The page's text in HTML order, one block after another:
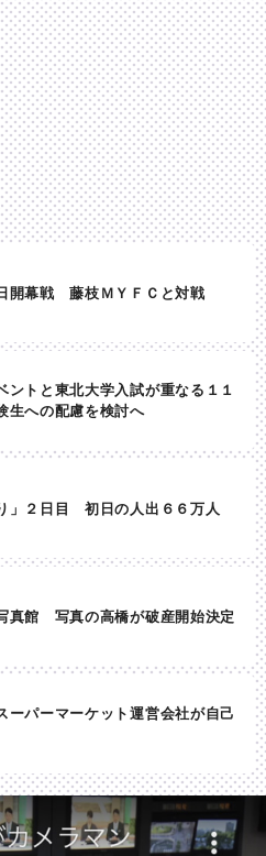
開幕戦 藤枝ＭＹＦＣと対戦
ントと東北大学入試が重なる１１
への配慮を検討へ
」２日目 初日の人出６６万人
真館 写真の高橋が破産開始決定
ーパーマーケット運営会社が自己